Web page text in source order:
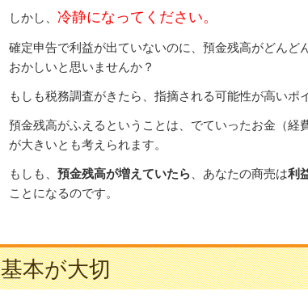
しかし、 冷静になってください。
確定申告で利益が出ていないのに、預金残高がどんど
おかしいと思いませんか？
もしも税務調査がきたら、指摘される可能性が高いポ
預金残高がふえるということは、でていったお金（経
が大きいとも考えられます。
もしも、 預金残高が増えていたら 、あなたの商売は利
ことになるのです。
基本が大切